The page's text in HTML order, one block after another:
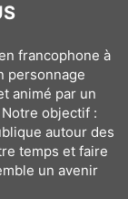
francophone à
personnage
animé par un
objectif :
autour des
temps et faire
un avenir